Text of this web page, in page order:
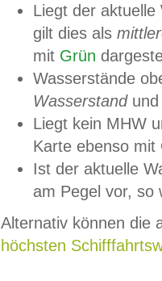
Liegt der
gilt dies als
mit Grün
Wasserstände
Wasserstandund
Liegt kein MHW
Karte ebenso mit
Ist der aktuelle
am Pegel vor,
Alternativ können die
höchsten